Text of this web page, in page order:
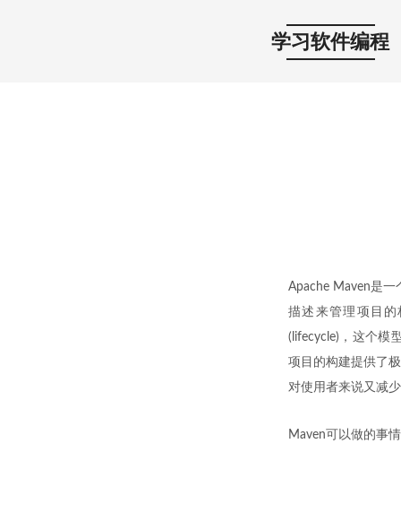
学习软件编程
Apache Maven是
描述来管理项目
(lifecycle)，这个模
项目的构建提供了
对使用者来说又减
Maven可以做的事